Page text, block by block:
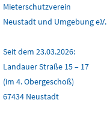
Mieterschutzverein
Neustadt und Umgebung e.V.
Seit dem 23.03.2026:
Landauer Straße 15 – 17
(im 4. Obergeschoß)
67434 Neustadt